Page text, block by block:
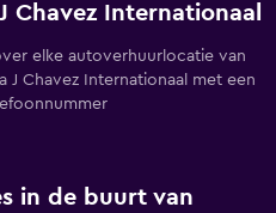
Chavez Internationaal
elke autoverhuurlocatie van
J Chavez Internationaal met een
in de buurt van